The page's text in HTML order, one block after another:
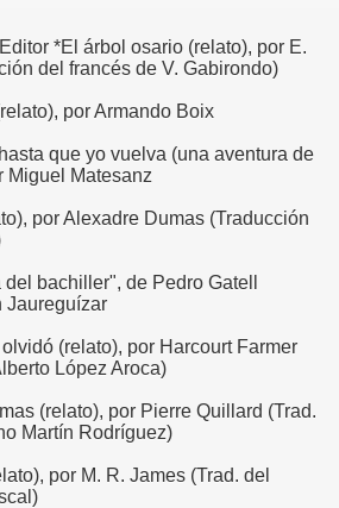
*El árbol osario (relato), por E.
del francés de V. Gabirondo)
por Armando Boix
que yo vuelva (una aventura de
Miguel Matesanz
por Alexadre Dumas (Traducción
bachiller", de Pedro Gatell
Jaureguízar
(relato), por Harcourt Farmer
López Aroca)
(relato), por Pierre Quillard (Trad.
Martín Rodríguez)
por M. R. James (Trad. del